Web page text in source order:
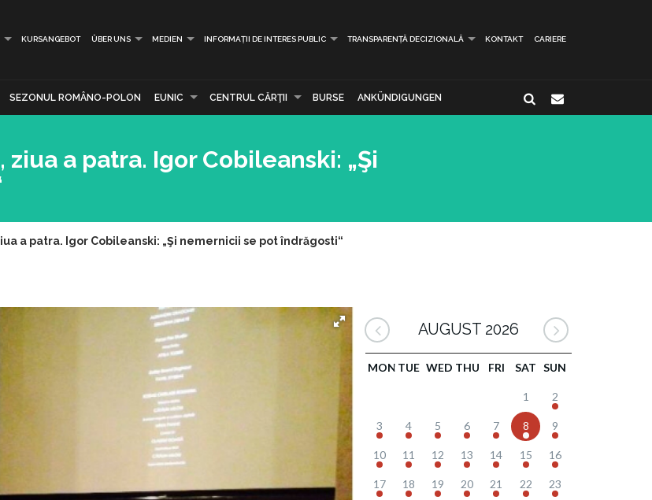
KURSANGEBOT ÜBER UNS MEDIEN INFORMAȚII DE INTERES PUBLIC TRANSPARENȚĂ DECIZIONALĂ KONTAKT CARIERE
SEZONUL ROMÂNO-POLON EUNIC CENTRUL CĂRŢII BURSE ANKÜNDIGUNGEN
a patra. Igor Cobileanski: „Şi
a patra. Igor Cobileanski: „Şi nemernicii se pot îndrăgosti“
AUGUST 2026
MON TUE WED THU FRI SAT SUN
1 2
3 4 5 6 7 8 9
10 11 12 13 14 15 16
17 18 19 20 21 22 23